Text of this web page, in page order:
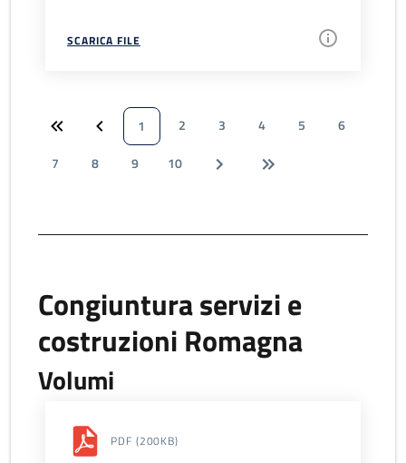
SCARICA FILE
1 2 3 4 5
6
7
8 9 10
Congiuntura servizi e
costruzioni Romagna
Volumi
PDF (200KB)